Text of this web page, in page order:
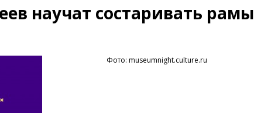
научат состаривать рамы
Фото: museumnight.culture.ru